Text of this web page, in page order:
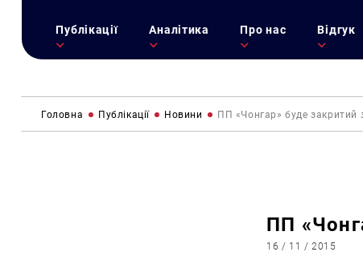
Публікації Аналітика Про нас Відгук
Головна Публікації Новини ПП «Чонгар» буде закритий
ПП
16 / 11 / 2015